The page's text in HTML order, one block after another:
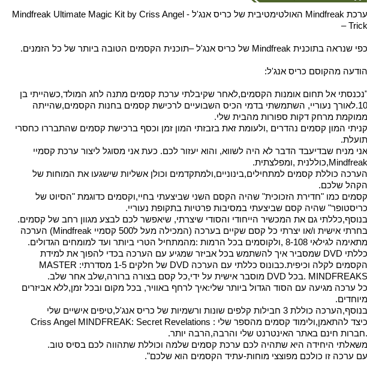
ערכת Mindfreak האולטימטיבית של כריס אנג'ל - Mindfreak Ultimate Magic Kit by Criss Angel
– Trick
כפי שנראה בתוכנית Mindfreak של כריס אנג'ל –תוכנית הקסמים הטובה ביותר של כל הזמנים.
הודעה מהקוסם כריס אנג'ל:
"נכנסתי אל תחום אומנות הקסמים,לאחר שקיבלתי ערכת קסמים מתנה לחג המולד,כשהייתי בן
10.לאורך נעוריי, השתמשתי בדמי הכיס השבועיים לרכישת קסמים בחנות הקסמים,שהייתה
ממוקמת מרחק דקות ספורות מהבית שלי.
קניתי המון קסמים נהדרים ,ולעומת זאת בזבזתי המון זמן וכסף ברכישת קסמים שהתבררו כחסרי
תועלת.
אני מניח שבדיעבד הדבר לא היה לשווא, והוא יעזור לכם. כעת אני מסוגל ליצור ערכת קסמיי
Mindfreak,כוללנית ,ומפלצתית.
הערכה כוללת קסמים למתחילים,בינוניים,ולמתקדמים וכולן אשליות שישגעו את המוחות של
הקהל שלכם.
קסמים כמו "חדירת הזכוכית" שהיה הקסם השני שביצעתי בחיי,וקסמים כדוגמת "הסיוט של
כריסטופר" שהיה קסם שביצעתי במסיבות פרטיות בתקופת נעוריי.
בנוסף,כללתי גם את המכשיר הייחודי והסודי שיצרתי, שיאפשר לכם לבצע מגוון רחב של קסמים.
בחרתי אישית ו/או יצרתי כל קסם שקיים בערכה (המכילה מעל ל500 קסמיי Mindfreak) הערכה
מתאימה לגילאי 8-108 ,ולקוסמים בכל הרמות :מהמתחיל הטרי ביותר ועד למומחים הגדולים.
כללתי DVD שמסביר איך להשתמש בכל אביזר שמגיע עם הערכה בכדי להפוך את למידת
הקסמים לקלה וכיפית.כבונוס כללתי עם הערכה DVD של חלקים 1-5 מסדרתי: MASTER
MINDFREAKS .בכל DVD מוסבר אישית על ידי,כל קסם בצורה ברורה,שלב אחר שלב.
כל ערכה מגיעה עם הסוד הגדול ביותר שלי:איך לרחף באוויר, בכל מקום ובכל זמן,ללא אביזרים
מיוחדים.
בנוסף,הערכה כוללת 3 חבילות קלפים שונות ורשמיות של כריס אנג'ל,טיפים אישיים שלי
כיצד להתאמן,ולימוד קסמים מהספר שלי : Criss Angel MINDFREAK: Secret Revelations
.חברות חינם באתר האינטרנט שלי והרבה,הרבה יותר.
משאלתי היחידה היא שתהיה לכם ערכת קסמים שלמה וכוללת שתהווה לכם בסיס טוב.
עם ערכה זו כולכם מפוצצי מוחות-עתיד הקסמים הוא שלכם".